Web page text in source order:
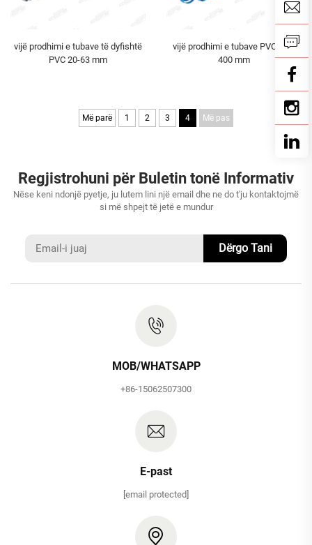
vijë prodhimi e tubave të dyfishtë
PVC 20-63 mm
vijë prodhimi e tubave PVC 160-
400 mm
Më parë 1 2 3 4 Më pas
Regjistrohuni për Buletin tonë Informativ
Nëse keni ndonjë pyetje, ju lutem lini një email dhe ne do t'ju kontaktojmë
si më shpejt të jetë e mundur
Dërgo Tani
MOB/WHATSAPP
+86-15062507300
E-past
[email protected]